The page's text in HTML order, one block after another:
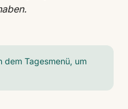
dem Tagesmenü, um